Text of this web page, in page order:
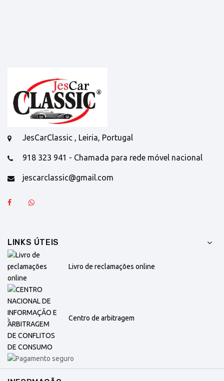
JesCarClassic , Leiria, Portugal
918 323 941 - Chamada para rede móvel nacional
jescarclassic@gmail.com
LINKS ÚTEIS
Livro de reclamações online
Centro de arbitragem